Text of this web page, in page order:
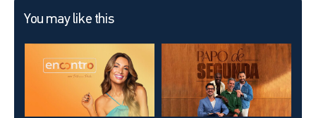
You may like this